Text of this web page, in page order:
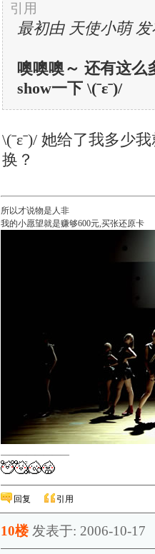
引用
最初由 天使小萌 发
噢噢噢～ 还有这么
show一下 \(ˉεˉ)/
\(ˉεˉ)/ 她给了我多少
换？
所以才说物是人非
我的小愿望就是赚够600元,买张还原卡
————————
回复 引用
10楼 发表于: 2006-10-17